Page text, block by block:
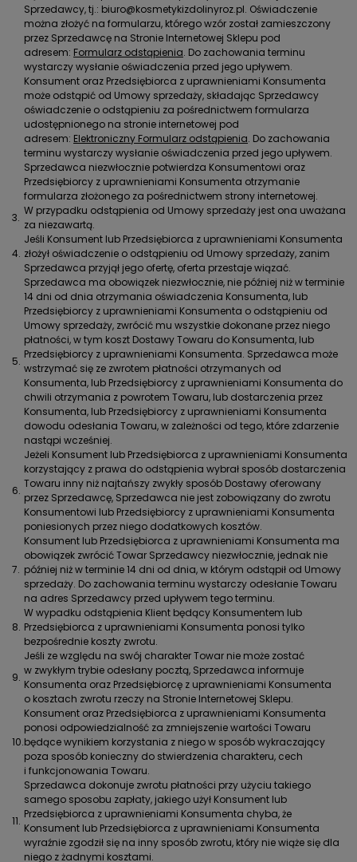
Sprzedawcy, tj.: biuro@kosmetykizdolinyroz.pl. Oświadczenie
można złożyć na formularzu, którego wzór został zamieszczony
przez Sprzedawcę na Stronie Internetowej Sklepu pod
adresem: Formularz odstąpienia. Do zachowania terminu
wystarczy wysłanie oświadczenia przed jego upływem.
Konsument oraz Przedsiębiorca z uprawnieniami Konsumenta
może odstąpić od Umowy sprzedaży, składając Sprzedawcy
oświadczenie o odstąpieniu za pośrednictwem formularza
udostępnionego na stronie internetowej pod
adresem: Elektroniczny Formularz odstąpienia. Do zachowania
terminu wystarczy wysłanie oświadczenia przed jego upływem.
Sprzedawca niezwłocznie potwierdza Konsumentowi oraz
Przedsiębiorcy z uprawnieniami Konsumenta otrzymanie
formularza złożonego za pośrednictwem strony internetowej.
3.
W przypadku odstąpienia od Umowy sprzedaży jest ona uważana
za niezawartą.
4.
Jeśli Konsument lub Przedsiębiorca z uprawnieniami Konsumenta
złożył oświadczenie o odstąpieniu od Umowy sprzedaży, zanim
Sprzedawca przyjął jego ofertę, oferta przestaje wiązać.
5.
Sprzedawca ma obowiązek niezwłocznie, nie później niż w terminie
14 dni od dnia otrzymania oświadczenia Konsumenta, lub
Przedsiębiorcy z uprawnieniami Konsumenta o odstąpieniu od
Umowy sprzedaży, zwrócić mu wszystkie dokonane przez niego
płatności, w tym koszt Dostawy Towaru do Konsumenta, lub
Przedsiębiorcy z uprawnieniami Konsumenta. Sprzedawca może
wstrzymać się ze zwrotem płatności otrzymanych od
Konsumenta, lub Przedsiębiorcy z uprawnieniami Konsumenta do
chwili otrzymania z powrotem Towaru, lub dostarczenia przez
Konsumenta, lub Przedsiębiorcy z uprawnieniami Konsumenta
dowodu odesłania Towaru, w zależności od tego, które zdarzenie
nastąpi wcześniej.
6.
Jeżeli Konsument lub Przedsiębiorca z uprawnieniami Konsumenta
korzystający z prawa do odstąpienia wybrał sposób dostarczenia
Towaru inny niż najtańszy zwykły sposób Dostawy oferowany
przez Sprzedawcę, Sprzedawca nie jest zobowiązany do zwrotu
Konsumentowi lub Przedsiębiorcy z uprawnieniami Konsumenta
poniesionych przez niego dodatkowych kosztów.
7.
Konsument lub Przedsiębiorca z uprawnieniami Konsumenta ma
obowiązek zwrócić Towar Sprzedawcy niezwłocznie, jednak nie
później niż w terminie 14 dni od dnia, w którym odstąpił od Umowy
sprzedaży. Do zachowania terminu wystarczy odesłanie Towaru
na adres Sprzedawcy przed upływem tego terminu.
8.
W wypadku odstąpienia Klient będący Konsumentem lub
Przedsiębiorca z uprawnieniami Konsumenta ponosi tylko
bezpośrednie koszty zwrotu.
9.
Jeśli ze względu na swój charakter Towar nie może zostać
w zwykłym trybie odesłany pocztą, Sprzedawca informuje
Konsumenta oraz Przedsiębiorcę z uprawnieniami Konsumenta
o kosztach zwrotu rzeczy na Stronie Internetowej Sklepu.
10.
Konsument oraz Przedsiębiorca z uprawnieniami Konsumenta
ponosi odpowiedzialność za zmniejszenie wartości Towaru
będące wynikiem korzystania z niego w sposób wykraczający
poza sposób konieczny do stwierdzenia charakteru, cech
i funkcjonowania Towaru.
11.
Sprzedawca dokonuje zwrotu płatności przy użyciu takiego
samego sposobu zapłaty, jakiego użył Konsument lub
Przedsiębiorca z uprawnieniami Konsumenta chyba, że
Konsument lub Przedsiębiorca z uprawnieniami Konsumenta
wyraźnie zgodził się na inny sposób zwrotu, który nie wiąże się dla
niego z żadnymi kosztami.